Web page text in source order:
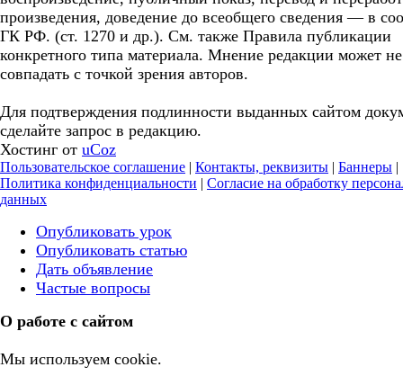
произведения, доведение до всеобщего сведения — в
ГК РФ. (ст. 1270 и др.). См. также Правила публикации
конкретного типа материала. Мнение редакции может не
совпадать с точкой зрения авторов.
Для подтверждения подлинности выданных сайтом
сделайте запрос в редакцию.
Хостинг от uCoz
Пользовательское соглашение | Контакты, реквизиты | Баннеры |
Политика конфиденциальности | Согласие на обработку
данных
Опубликовать урок
Опубликовать статью
Дать объявление
Частые вопросы
О работе с сайтом
Мы используем cookie.